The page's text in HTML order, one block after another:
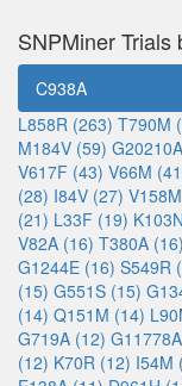
SNPMiner Trials
C938A
L858R (263) T790M
M184V (59)
V617F (43) V66M
(28) I84V (27)
(21) L33F (19)
V82A (16) T380A (16)
G1244E (16) S549R
(15) G551S (15)
(14) Q151M (14)
G719A (12)
(12) K70R (12) I54M